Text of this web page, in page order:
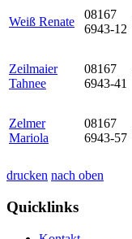
Weiß Renate
08167
6943-12
Zeilmaier
Tahnee
08167
6943-41
Zelmer
Mariola
08167
6943-57
drucken nach oben
Quicklinks